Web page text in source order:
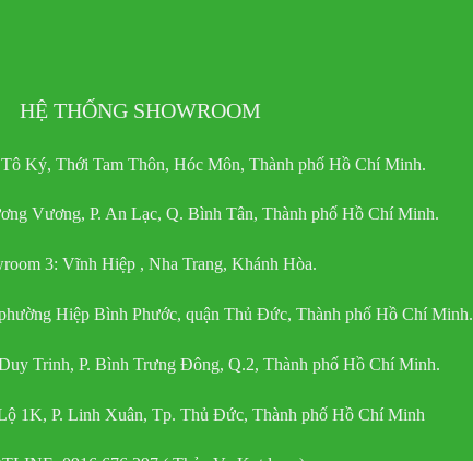
HỆ THỐNG SHOWROOM
Ký, Thới Tam Thôn, Hóc Môn, Thành phố Hồ Chí Minh.
Vương, P. An Lạc, Q. Bình Tân, Thành phố Hồ Chí Minh.
3: Vĩnh Hiệp , Nha Trang, Khánh Hòa.
Hiệp Bình Phước, quận Thủ Đức, Thành phố Hồ Chí Minh.
Trinh, P. Bình Trưng Đông, Q.2, Thành phố Hồ Chí Minh.
1K, P. Linh Xuân, Tp. Thủ Đức, Thành phố Hồ Chí Minh